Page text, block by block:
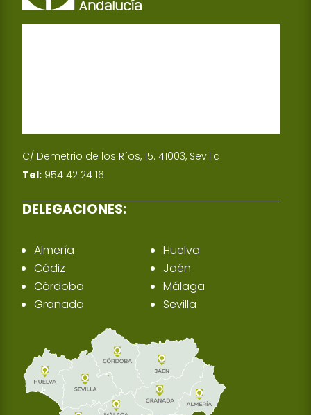
C/ Demetrio de los Ríos, 15. 41003, Sevilla
Tel: 954 42 24 16
DELEGACIONES:
Almería
Cádiz
Córdoba
Granada
Huelva
Jaén
Málaga
Sevilla